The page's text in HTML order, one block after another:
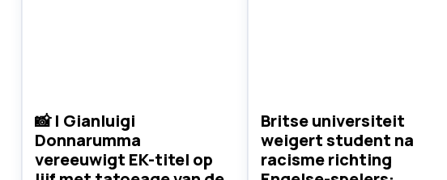
📸 | Gianluigi
Donnarumma
vereeuwigt EK-titel op
Britse universiteit
weigert student na
racisme richting